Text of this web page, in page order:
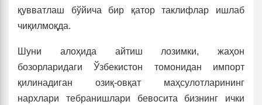
қувватлаш бўйича бир қатор таклифлар ишлаб
чиқилмоқда.
Шуни алоҳида айтиш лозимки, жаҳон
бозорларидаги Ўзбекистон томонидан импорт
қилинадиган озиқ-овқат маҳсулотларининг
нархлари тебранишлари бевосита бизнинг ички